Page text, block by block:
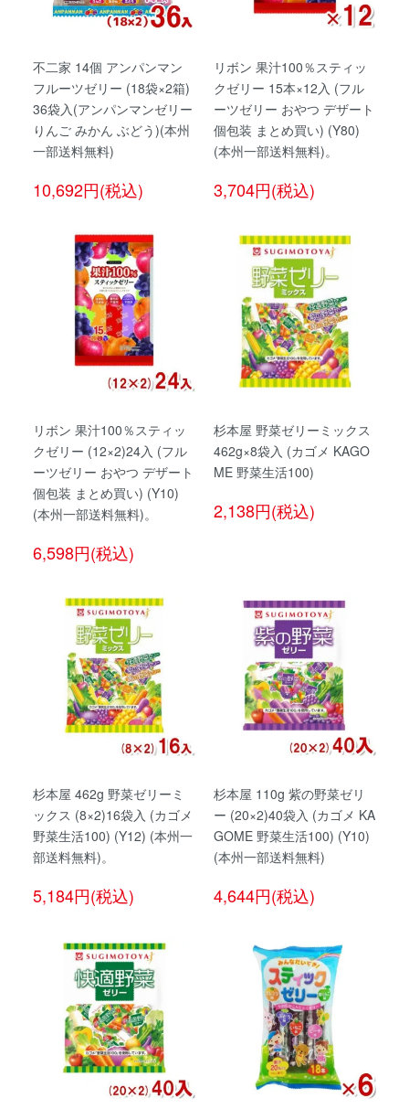
不二家 14個 アンパンマン
フルーツゼリー (18袋×2箱)
36袋入(アンパンマンゼリー
りんご みかん ぶどう)(本州
一部送料無料)
10,692円(税込)
リボン 果汁100％スティッ
クゼリー 15本×12入 (フル
ーツゼリー おやつ デザート
個包装 まとめ買い) (Y80)
(本州一部送料無料)。
3,704円(税込)
リボン 果汁100％スティッ
クゼリー (12×2)24入 (フル
ーツゼリー おやつ デザート
個包装 まとめ買い) (Y10)
(本州一部送料無料)。
6,598円(税込)
杉本屋 野菜ゼリーミックス
462g×8袋入 (カゴメ KAGO
ME 野菜生活100)
2,138円(税込)
杉本屋 462g 野菜ゼリーミ
ックス (8×2)16袋入 (カゴメ
野菜生活100) (Y12) (本州一
部送料無料)。
5,184円(税込)
杉本屋 110g 紫の野菜ゼリ
ー (20×2)40袋入 (カゴメ KA
GOME 野菜生活100) (Y10)
(本州一部送料無料)
4,644円(税込)